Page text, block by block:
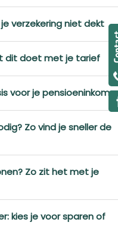
verzekering niet dekt
dit doet met je tarief
voor je
Zo vind je sneller de
Zo zit het met je
kies je voor sparen of